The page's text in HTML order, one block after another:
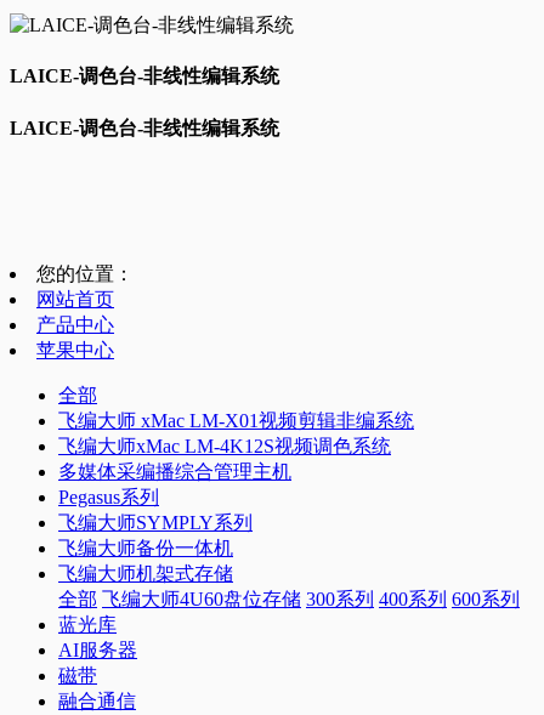
LAICE-调色台-非线性编辑系统
LAICE-调色台-非线性编辑系统
您的位置：
网站首页
产品中心
苹果中心
全部
飞编大师 xMac LM-X01视频剪辑非编系统
飞编大师xMac LM-4K12S视频调色系统
多媒体采编播综合管理主机
Pegasus系列
飞编大师SYMPLY系列
飞编大师备份一体机
飞编大师机架式存储
全部 飞编大师4U60盘位存储 300系列 400系列 600系列
蓝光库
AI服务器
磁带
融合通信